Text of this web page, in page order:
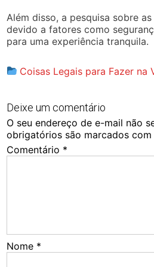
Além disso, a pesquisa sobre
devido a fatores como
para uma experiência tranquila.
Coisas Legais para Fazer na
Deixe um comentário
O seu endereço de e-mail não
obrigatórios são marcados com
Comentário *
Nome *